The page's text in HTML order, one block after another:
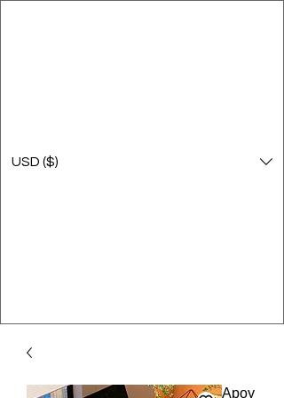
USD ($)
Apoy